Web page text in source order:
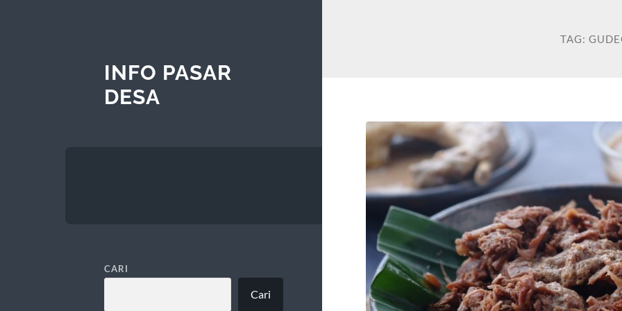
INFO PASAR
DESA
CARI
Cari
TAG: